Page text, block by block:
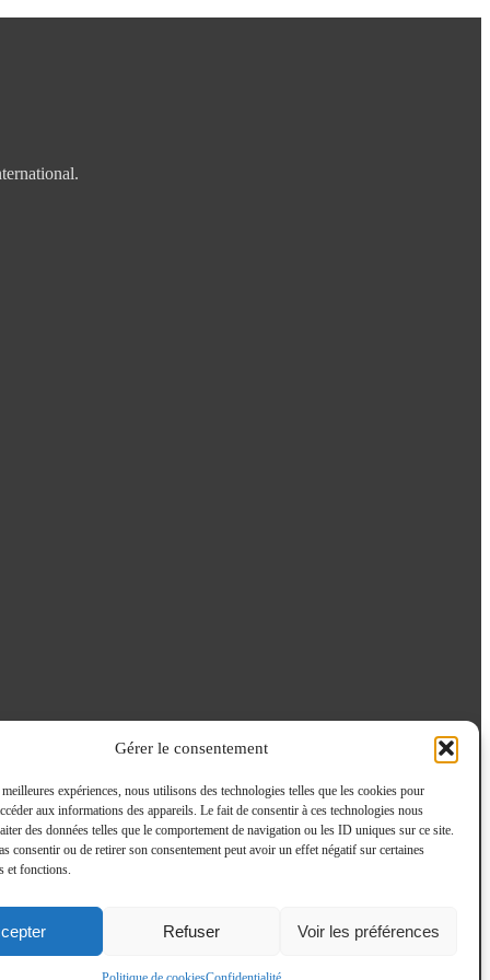
Gérer le consentement
expériences, nous utilisons des technologies telles que les cookies pour
aux informations des appareils. Le fait de consentir à ces technologies nous
des données telles que le comportement de navigation ou les ID uniques sur ce site.
consentir ou de retirer son consentement peut avoir un effet négatif sur certaines
et fonctions.
Refuser Voir les préférences